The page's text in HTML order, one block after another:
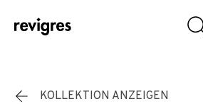
Zum Hauptinhalt springen
KOLLEKTION ANZEIGEN